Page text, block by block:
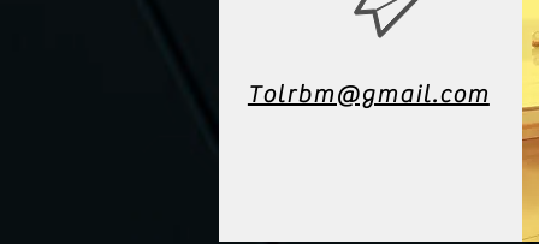
Tolrbm@gmail.com